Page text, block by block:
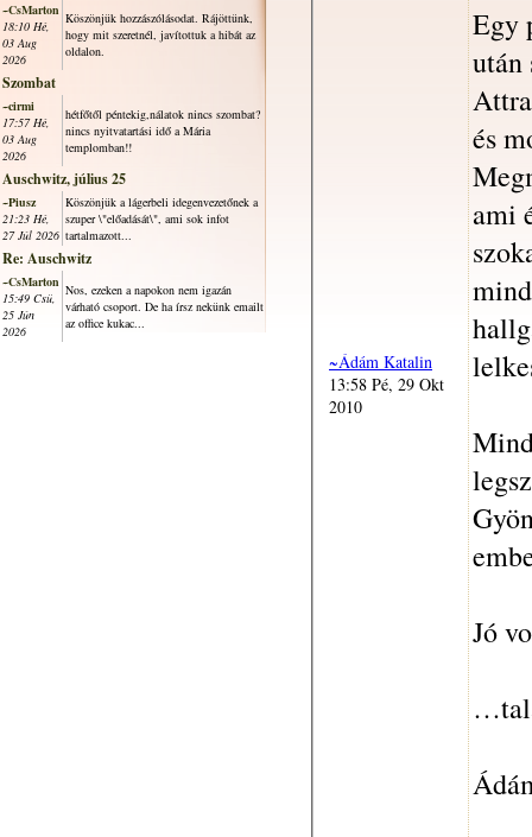
~CsMarton
18:10 Hé,
03 Aug
2026
Köszönjük hozzászólásodat. Rájöttünk,
hogy mit szeretnél, javítottuk a hibát az
oldalon.
Szombat
~cirmi
17:57 Hé,
03 Aug
2026
hétfőtől péntekig,nálatok nincs szombat?
nincs nyitvatartási idő a Mária
templomban!!
Auschwitz, július 25
~Piusz
21:23 Hé,
27 Júl 2026
Köszönjük a lágerbeli idegenvezetőnek a
szuper \"előadását\", ami sok infot
tartalmazott...
Re: Auschwitz
~CsMarton
15:49 Csü,
25 Jún
2026
Nos, ezeken a napokon nem igazán
várható csoport. De ha írsz nekünk emailt
az office kukac...
~Ádám Katalin
13:58 Pé, 29 Okt
2010
Egy
után
és
ami
Jó